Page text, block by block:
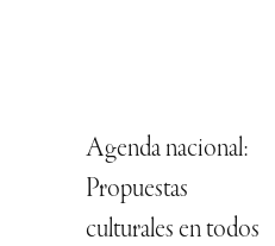
Agenda nacional:
Propuestas
culturales en todos